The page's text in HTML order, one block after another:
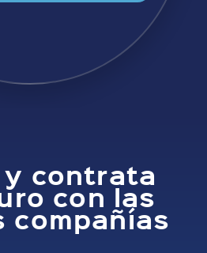
contrata
con las
compañías